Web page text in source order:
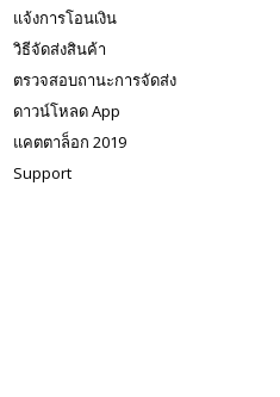
แจ้งการโอนเงิน
วิธีจัดส่งสินค้า
ตรวจสอบถานะการจัดส่ง
ดาวน์โหลด App
แคตตาล็อก 2019
Support